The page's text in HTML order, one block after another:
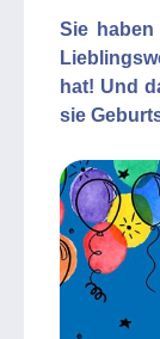
Sie
hat! Und
sie